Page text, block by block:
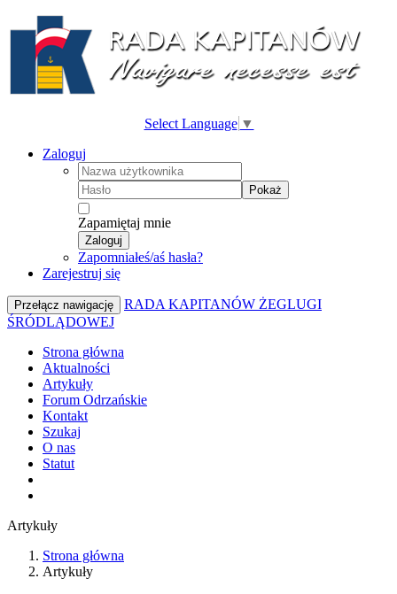
Select Language ▼
Zaloguj
Pokaż
Zapamiętaj mnie
Zaloguj
Zapomniałeś/aś hasła?
Zarejestruj się
Przełącz nawigację
RADA KAPITANÓW ŻEGLUGI
ŚRÓDLĄDOWEJ
Strona główna
Aktualności
Artykuły
Forum Odrzańskie
Kontakt
Szukaj
O nas
Statut
Artykuły
Strona główna
Artykuły